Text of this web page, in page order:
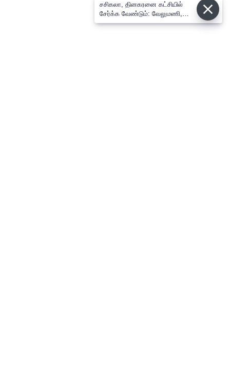
சசிகலா, தினகரனை கட்சியில்
சேர்க்க வேண்டும்: வேலுமணி,
விஸ்வநாதன் மீண்டும் போர்க்கொடி